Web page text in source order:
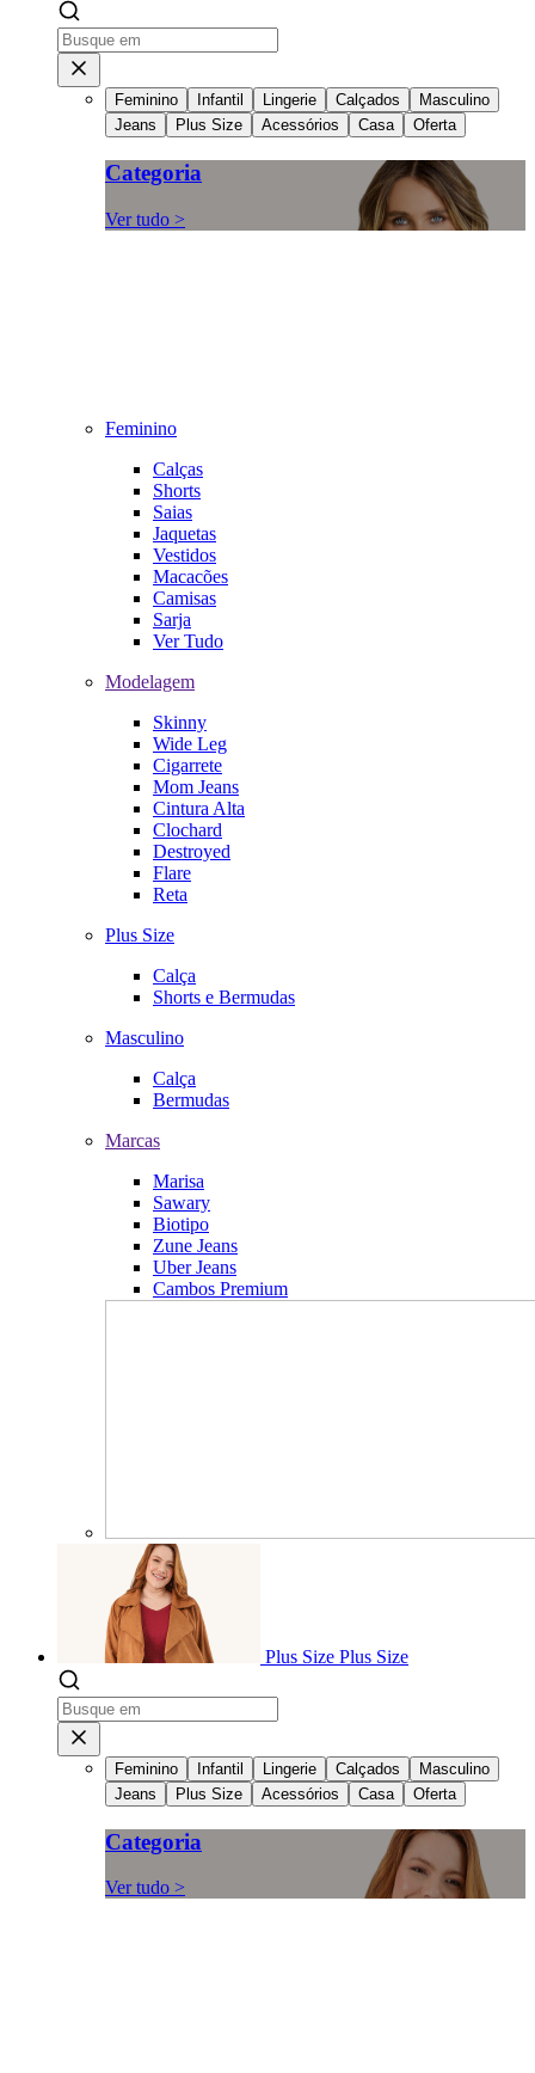
Feminino Infantil Lingerie Calçados
Masculino
Jeans
Plus Size Acessórios Casa Oferta
Categoria
Ver tudo >
Feminino
Calças
Shorts
Saias
Jaquetas
Vestidos
Macacões
Camisas
Sarja
Ver Tudo
Modelagem
Skinny
Wide Leg
Cigarrete
Mom Jeans
Cintura Alta
Clochard
Destroyed
Flare
Reta
Plus Size
Calça
Shorts e Bermudas
Masculino
Calça
Bermudas
Marcas
Marisa
Sawary
Biotipo
Zune Jeans
Uber Jeans
Cambos Premium
Plus Size Plus Size
Feminino Infantil Lingerie Calçados
Masculino
Jeans
Plus Size Acessórios Casa Oferta
Categoria
Ver tudo >